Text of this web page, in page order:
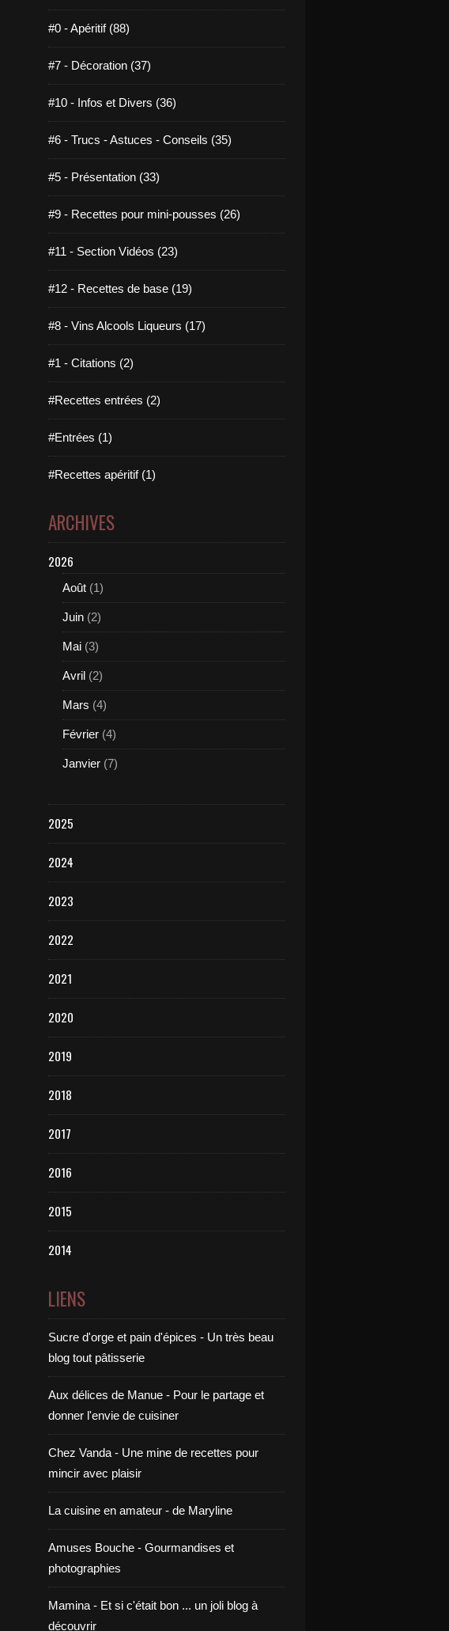
#0 - Apéritif (88)
#7 - Décoration (37)
#10 - Infos et Divers (36)
#6 - Trucs - Astuces - Conseils (35)
#5 - Présentation (33)
#9 - Recettes pour mini-pousses (26)
#11 - Section Vidéos (23)
#12 - Recettes de base (19)
#8 - Vins Alcools Liqueurs (17)
#1 - Citations (2)
#Recettes entrées (2)
#Entrées (1)
#Recettes apéritif (1)
ARCHIVES
2026
Août (1)
Juin (2)
Mai (3)
Avril (2)
Mars (4)
Février (4)
Janvier (7)
2025
2024
2023
2022
2021
2020
2019
2018
2017
2016
2015
2014
LIENS
Sucre d'orge et pain d'épices - Un très beau
blog tout pâtisserie
Aux délices de Manue - Pour le partage et
donner l'envie de cuisiner
Chez Vanda - Une mine de recettes pour
mincir avec plaisir
La cuisine en amateur - de Maryline
Amuses Bouche - Gourmandises et
photographies
Mamina - Et si c'était bon ... un joli blog à
découvrir